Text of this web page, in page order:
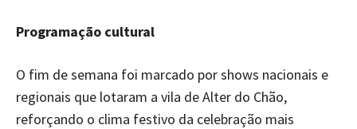
Programação cultural
O fim de semana foi marcado por shows nacionais e
regionais que lotaram a vila de Alter do Chão,
reforçando o clima festivo da celebração mais